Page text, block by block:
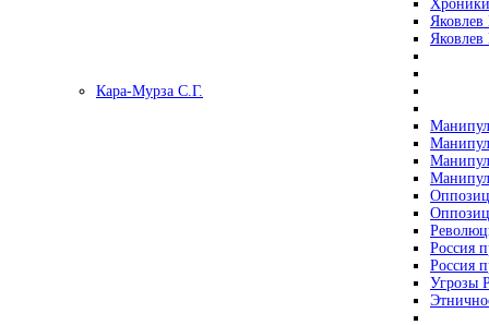
Кара-Мурза С.Г.
Россия
Россия
Угрозы